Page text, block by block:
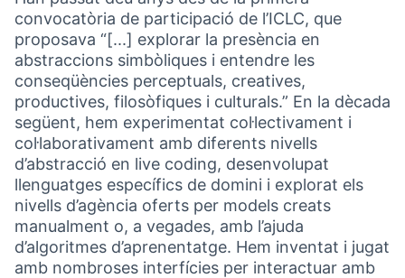
convocatòria de participació de l’ICLC, que
proposava “[...] explorar la presència en
abstraccions simbòliques i entendre les
conseqüències perceptuals, creatives,
productives, filosòfiques i culturals.” En la dècada
següent, hem experimentat col·lectivament i
col·laborativament amb diferents nivells
d’abstracció en live coding, desenvolupat
llenguatges específics de domini i explorat els
nivells d’agència oferts per models creats
manualment o, a vegades, amb l’ajuda
d’algoritmes d’aprenentatge. Hem inventat i jugat
amb nombroses interfícies per interactuar amb